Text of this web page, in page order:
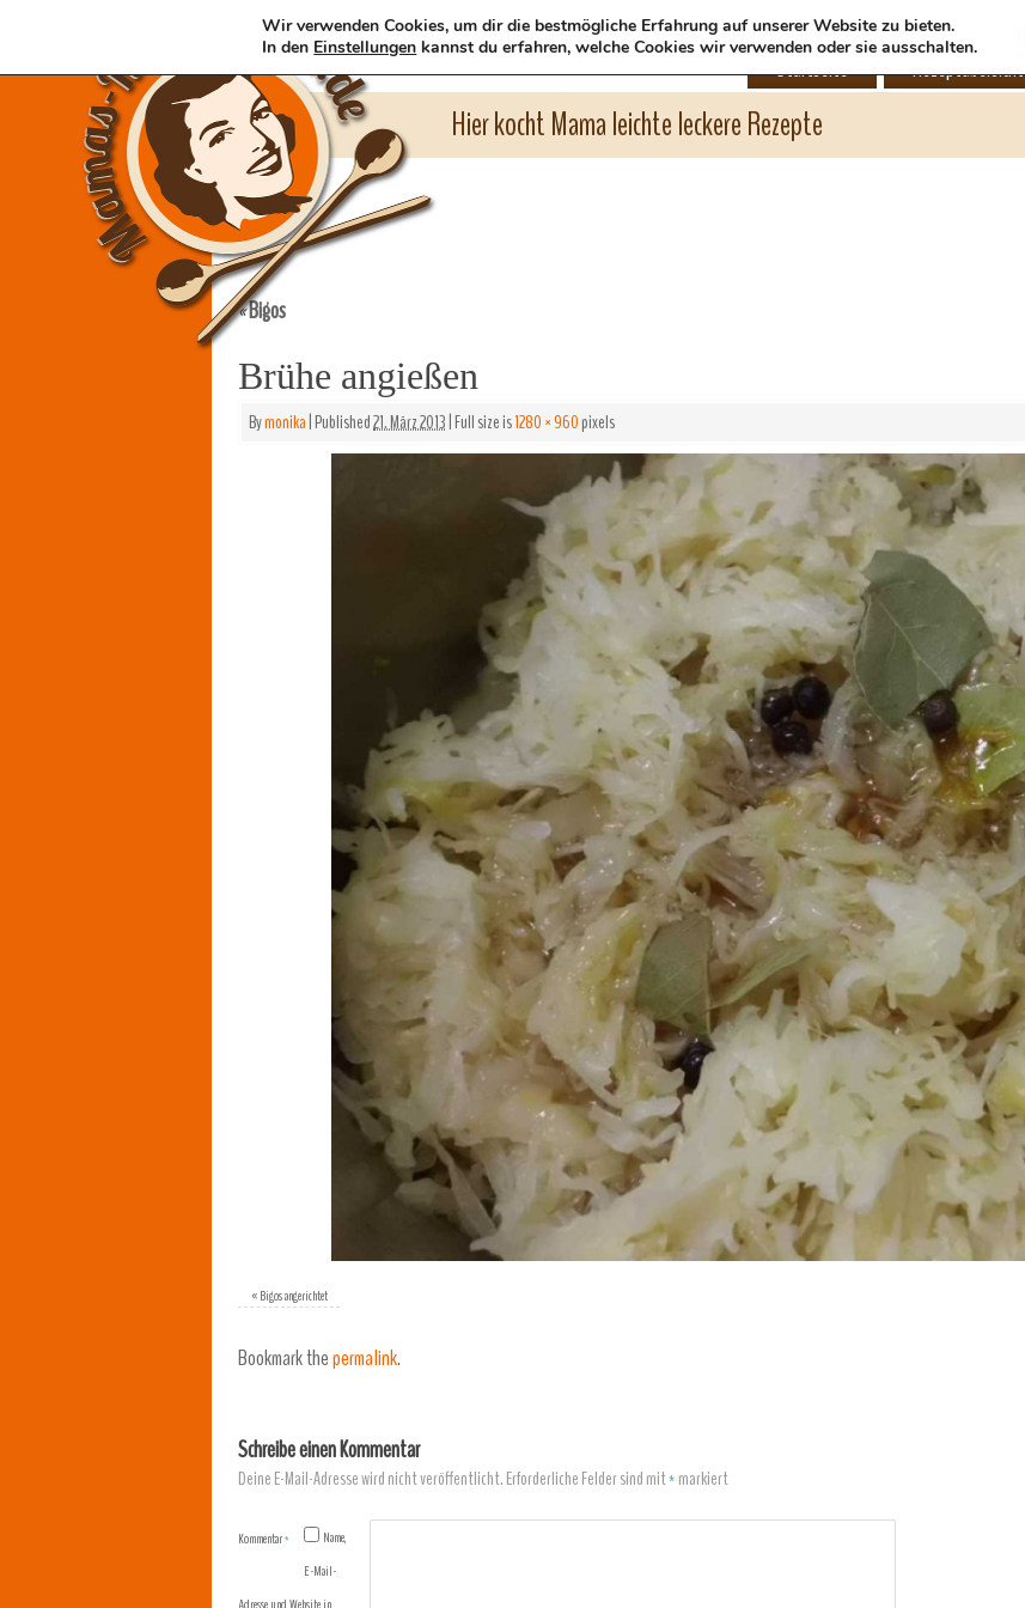
Hier kocht Mama leichte leckere Rezepte
Startseite Rezeptübersicht
«Bigos
Brühe angießen
Bymonika|Published21. März 2013|Full size is1280 × 960pixels
«Bigos angerichtet
Bookmark thepermalink.
Schreibe einen Kommentar
Deine E-Mail-Adresse wird nicht veröffentlicht.Erforderliche Felder sind mit*markiert
Kommentar*
Name,
E-Mail-
Wir verwenden Cookies, um dir die bestmögliche Erfahrung auf unserer Website zu bieten.
In den Einstellungen kannst du erfahren, welche Cookies wir verwenden oder sie ausschalten.